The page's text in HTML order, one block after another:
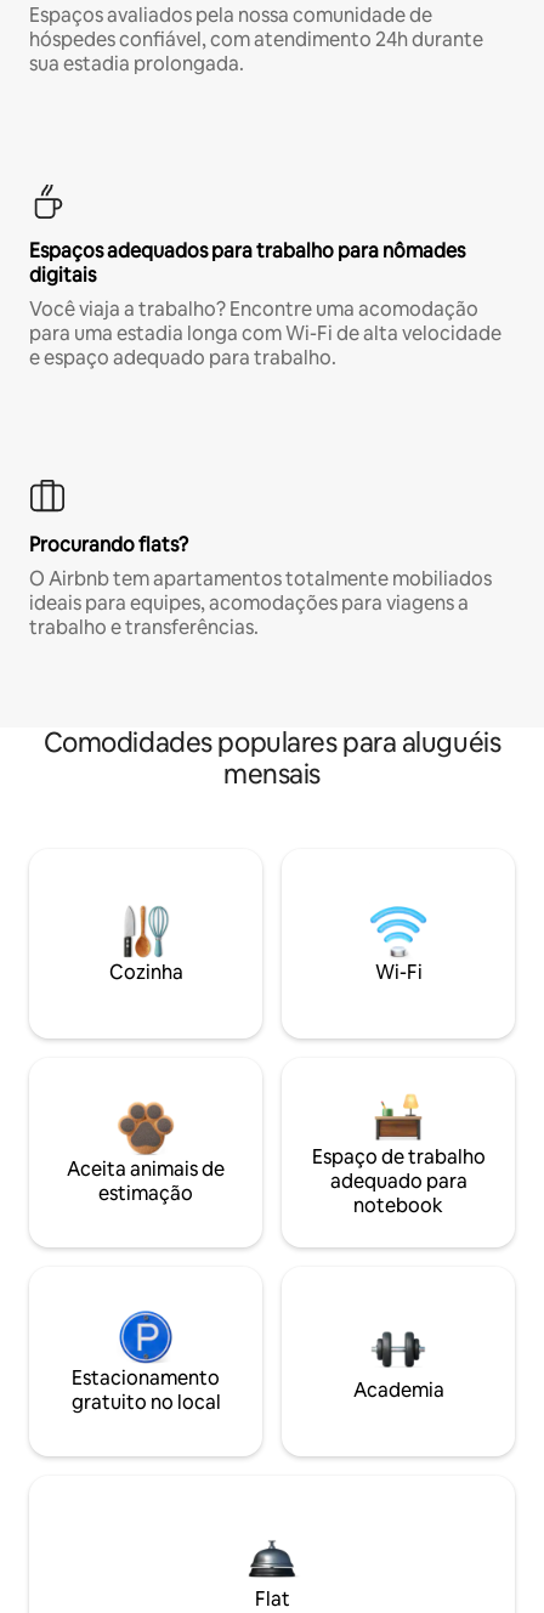
Espaços avaliados pela nossa comunidade de
hóspedes confiável, com atendimento 24h durante
sua estadia prolongada.
Espaços adequados para trabalho para nômades
digitais
Você viaja a trabalho? Encontre uma acomodação
para uma estadia longa com Wi-Fi de alta velocidade
e espaço adequado para trabalho.
Procurando flats?
O Airbnb tem apartamentos totalmente mobiliados
ideais para equipes, acomodações para viagens a
trabalho e transferências.
Comodidades populares para aluguéis
mensais
Cozinha Wi-Fi
Aceita animais de
estimação
Espaço de trabalho
adequado para
notebook
Estacionamento
gratuito no local
Academia
Flat